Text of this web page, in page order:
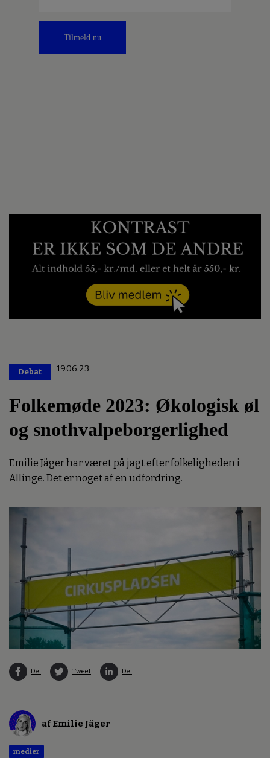
Tilmeld nu
Debat 19.06.23
Folkemøde 2023: Økologisk øl
og snothvalpeborgerlighed
Emilie Jäger har været på jagt efter folkeligheden i
Allinge. Det er noget af en udfordring.
Del Tweet Del
af Emilie Jäger
medier